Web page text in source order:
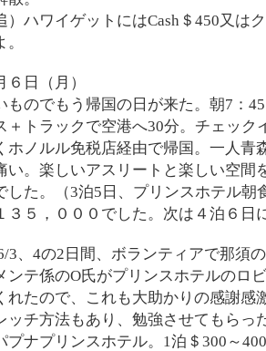
）ハワイゲットにはCash＄450又は
６日（月）
ものでもう帰国の日が来た。朝7：
＋トラックで空港へ30分。チェック
ホノルル免税店経由で帰国。一人青
い。楽しいアスリートと楽しい空間
した。（3泊5日、プリンスホテル朝
３５，０００でした。次は４泊６日
3、4の2日間、ボランティアで那須
ンテ係のO氏がプリンスホテルのロ
れたので、これも大助かりの感謝感
ッチ方法もあり、勉強させてもらっ
ナプリンスホテル。1泊＄300～